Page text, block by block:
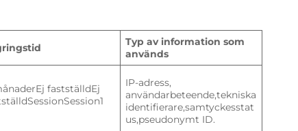
Typ av information som
används
fastställdEj
IP-adress,
användarbeteende,tekniska
identifierare,samtyckesstat
us,pseudonymt ID.